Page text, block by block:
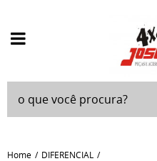
Home
DIFERENCIAL